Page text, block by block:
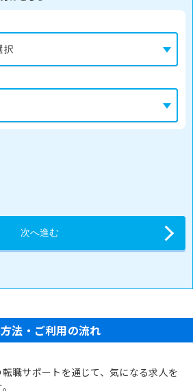
法・ご利用の流れ
職サポートを通じて、気になる求人を